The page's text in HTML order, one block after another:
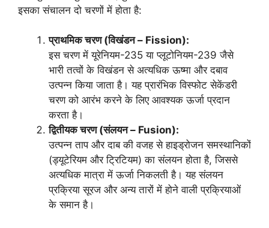
इसका संचालन दो चरणों में होता है:
प्राथमिक चरण (विखंडन – Fission):
इस चरण में यूरेनियम-235 या प्लूटोनियम-239 जैसे
भारी तत्वों के विखंडन से अत्यधिक ऊष्मा और दबाव
उत्पन्न किया जाता है। यह प्रारंभिक विस्फोट सेकेंडरी
चरण को आरंभ करने के लिए आवश्यक ऊर्जा प्रदान
करता है।
द्वितीयक चरण (संलयन – Fusion):
उत्पन्न ताप और दाब की वजह से हाइड्रोजन समस्थानिकों
(ड्यूटेरियम और ट्रिटियम) का संलयन होता है, जिससे
अत्यधिक मात्रा में ऊर्जा निकलती है। यह संलयन
प्रक्रिया सूरज और अन्य तारों में होने वाली प्रक्रियाओं
के समान है।